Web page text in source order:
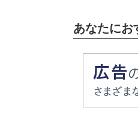
あなたにお